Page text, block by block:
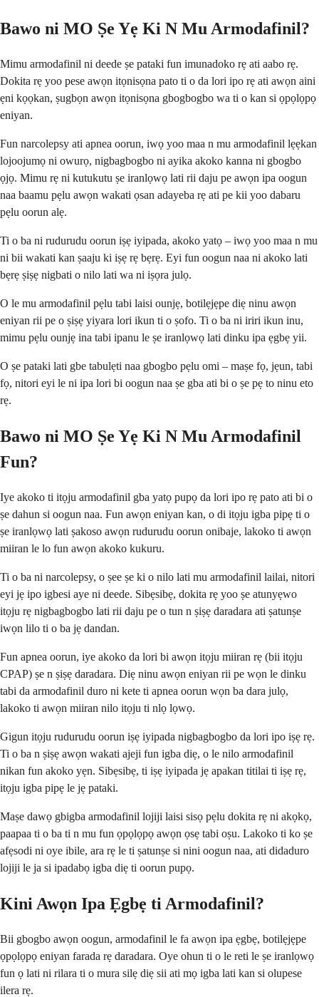
Bawo ni MO Ṣe Yẹ Ki N Mu Armodafinil?
Mimu armodafinil ni deede ṣe pataki fun imunadoko rẹ ati aabo rẹ.
Dokita rẹ yoo pese awọn itọnisọna pato ti o da lori ipo rẹ ati awọn aini
ẹni kọọkan, ṣugbọn awọn itọnisọna gbogbogbo wa ti o kan si ọpọlọpọ
eniyan.
Fun narcolepsy ati apnea oorun, iwọ yoo maa n mu armodafinil lẹẹkan
lojoojumọ ni owurọ, nigbagbogbo ni ayika akoko kanna ni gbogbo
ọjọ. Mimu rẹ ni kutukutu ṣe iranlọwọ lati rii daju pe awọn ipa oogun
naa baamu pẹlu awọn wakati ọsan adayeba rẹ ati pe kii yoo dabaru
pẹlu oorun alẹ.
Ti o ba ni rudurudu oorun iṣẹ iyipada, akoko yatọ – iwọ yoo maa n mu
ni bii wakati kan ṣaaju ki iṣẹ rẹ bẹrẹ. Eyi fun oogun naa ni akoko lati
bẹrẹ ṣiṣẹ nigbati o nilo lati wa ni iṣọra julọ.
O le mu armodafinil pẹlu tabi laisi ounjẹ, botilẹjẹpe diẹ ninu awọn
eniyan rii pe o ṣiṣẹ yiyara lori ikun ti o ṣofo. Ti o ba ni iriri ikun inu,
mimu pẹlu ounjẹ ina tabi ipanu le ṣe iranlọwọ lati dinku ipa ẹgbẹ yii.
O ṣe pataki lati gbe tabulẹti naa gbogbo pẹlu omi – maṣe fọ, jẹun, tabi
fọ, nitori eyi le ni ipa lori bi oogun naa ṣe gba ati bi o ṣe pẹ to ninu eto
rẹ.
Bawo ni MO Ṣe Yẹ Ki N Mu Armodafinil
Fun?
Iye akoko ti itọju armodafinil gba yatọ pupọ da lori ipo rẹ pato ati bi o
ṣe dahun si oogun naa. Fun awọn eniyan kan, o di itọju igba pipẹ ti o
ṣe iranlọwọ lati ṣakoso awọn rudurudu oorun onibaje, lakoko ti awọn
miiran le lo fun awọn akoko kukuru.
Ti o ba ni narcolepsy, o ṣee ṣe ki o nilo lati mu armodafinil lailai, nitori
eyi jẹ ipo igbesi aye ni deede. Sibẹsibẹ, dokita rẹ yoo ṣe atunyẹwo
itọju rẹ nigbagbogbo lati rii daju pe o tun n ṣiṣẹ daradara ati ṣatunṣe
iwọn lilo ti o ba jẹ dandan.
Fun apnea oorun, iye akoko da lori bi awọn itọju miiran rẹ (bii itọju
CPAP) ṣe n ṣiṣẹ daradara. Diẹ ninu awọn eniyan rii pe wọn le dinku
tabi da armodafinil duro ni kete ti apnea oorun wọn ba dara julọ,
lakoko ti awọn miiran nilo itọju ti nlọ lọwọ.
Gigun itọju rudurudu oorun iṣẹ iyipada nigbagbogbo da lori ipo iṣẹ rẹ.
Ti o ba n ṣiṣẹ awọn wakati ajeji fun igba diẹ, o le nilo armodafinil
nikan fun akoko yẹn. Sibẹsibẹ, ti iṣẹ iyipada jẹ apakan titilai ti iṣẹ rẹ,
itọju igba pipẹ le jẹ pataki.
Maṣe dawọ gbigba armodafinil lojiji laisi sisọ pẹlu dokita rẹ ni akọkọ,
paapaa ti o ba ti n mu fun ọpọlọpọ awọn ọsẹ tabi oṣu. Lakoko ti ko ṣe
afẹsodi ni oye ibile, ara rẹ le ti ṣatunṣe si nini oogun naa, ati didaduro
lojiji le ja si ipadabọ igba diẹ ti oorun pupọ.
Kini Awọn Ipa Ẹgbẹ ti Armodafinil?
Bii gbogbo awọn oogun, armodafinil le fa awọn ipa ẹgbẹ, botilẹjẹpe
ọpọlọpọ eniyan farada rẹ daradara. Oye ohun ti o le reti le ṣe iranlọwọ
fun ọ lati ni rilara ti o mura silẹ diẹ sii ati mọ igba lati kan si olupese
ilera rẹ.